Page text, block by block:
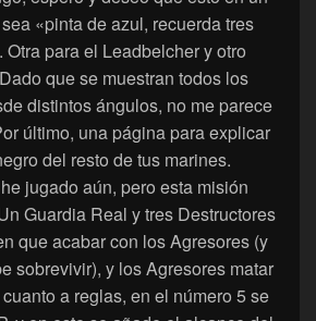
«pinta de azul, recuerda tres
Otra para el Leadbelcher y otro
que se muestran todos los
distintos ángulos, no me parece
último, una página para explicar
del resto de tus marines.
jugado aún, pero esta misión
Guardia Real y tres Destructores
que acabar con los Agresores (y
sobrevivir), y los Agresores matar
a reglas, en el número 5 se